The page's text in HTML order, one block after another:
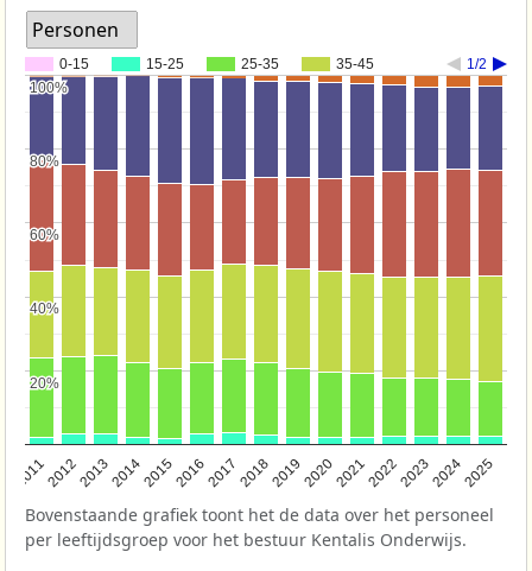
Personen
0-15 15-25 25-35 35-45 1/2
201120122013201420152016201720182019202020212022202320242025
20%
20%
40%
40%
60%
60%
80%
80%
100%
100%
Bovenstaande grafiek toont het de data over het personeel
per leeftijdsgroep voor het bestuur Kentalis Onderwijs.